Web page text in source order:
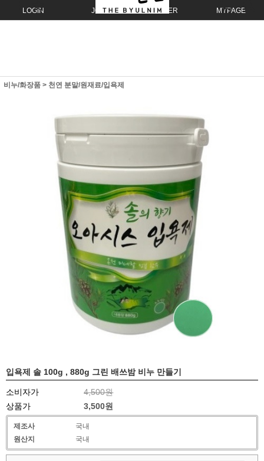
LOGIN JOIN ORDER MYPAGE
비누/화장품 > 천연 분말/원재료/입욕제
입욕제 솔 100g , 880g 그린 배쓰밤 비누 만들기
소비자가
4,500원
상품가
3,500원
제조사
국내
원산지
국내